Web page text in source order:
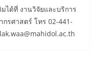
ได้ที่ งานวิจัยและบริการ
รศาสตร์ โทร 02-441-